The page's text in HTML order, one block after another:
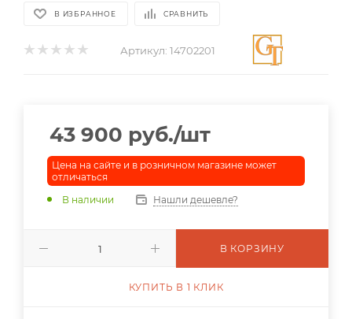
В ИЗБРАННОЕ СРАВНИТЬ
Артикул: 14702201
43 900 руб./шт
Цена на сайте и в розничном магазине может
отличаться
В наличии
Нашли дешевле?
В КОРЗИНУ
КУПИТЬ В 1 КЛИК